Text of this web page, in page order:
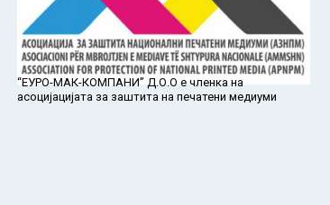
“ЕУРО-МАК-КОМПАНИ” Д.О.О е членка на
асоцијацијата за заштита на печатени медиуми